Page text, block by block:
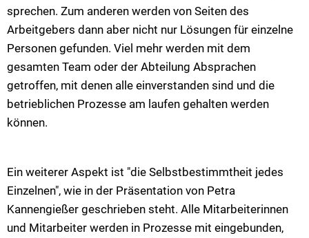
sprechen. Zum anderen werden von Seiten des
Arbeitgebers dann aber nicht nur Lösungen für einzelne
Personen gefunden. Viel mehr werden mit dem
gesamten Team oder der Abteilung Absprachen
getroffen, mit denen alle einverstanden sind und die
betrieblichen Prozesse am laufen gehalten werden
können.
Ein weiterer Aspekt ist "die Selbstbestimmtheit jedes
Einzelnen", wie in der Präsentation von Petra
Kannengießer geschrieben steht. Alle Mitarbeiterinnen
und Mitarbeiter werden in Prozesse mit eingebunden,